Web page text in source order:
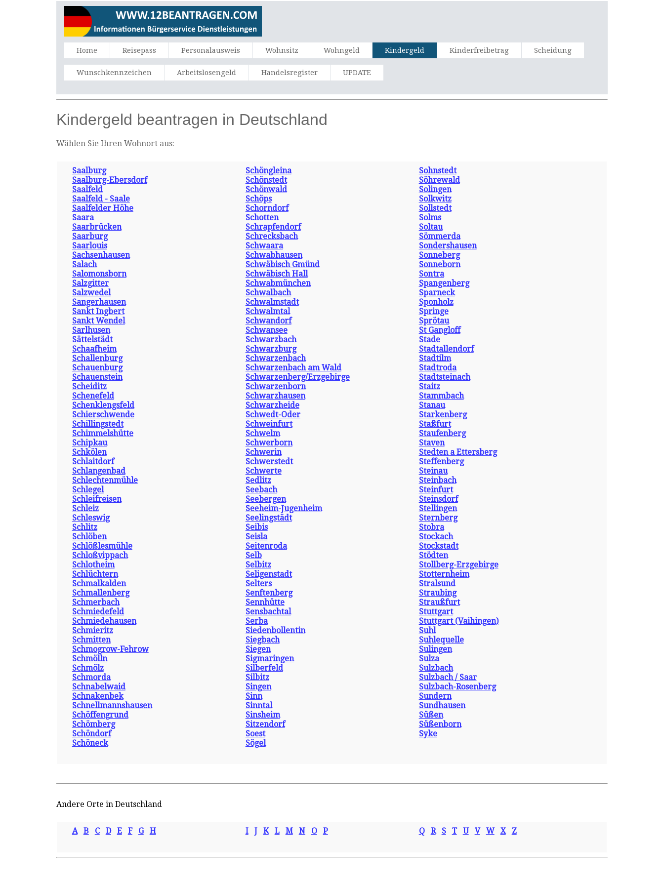
Home Reisepass Personalausweis Wohnsitz Wohngeld Kindergeld Kinderfreibetrag Scheidung
Wunschkennzeichen Arbeitslosengeld Handelsregister UPDATE
Kindergeld beantragen in Deutschland
Wählen Sie Ihren Wohnort aus:
Saalburg
Saalburg-Ebersdorf
Saalfeld
Saalfeld - Saale
Saalfelder Höhe
Saara
Saarbrücken
Saarburg
Saarlouis
Sachsenhausen
Salach
Salomonsborn
Salzgitter
Salzwedel
Sangerhausen
Sankt Ingbert
Sankt Wendel
Sarlhusen
Sättelstädt
Schaafheim
Schallenburg
Schauenburg
Schauenstein
Scheiditz
Schenefeld
Schenklengsfeld
Schierschwende
Schillingstedt
Schimmelshütte
Schipkau
Schkölen
Schlaitdorf
Schlangenbad
Schlechtenmühle
Schlegel
Schleifreisen
Schleiz
Schleswig
Schlitz
Schlöben
Schlößlesmühle
Schloßvippach
Schlotheim
Schlüchtern
Schmalkalden
Schmallenberg
Schmerbach
Schmiedefeld
Schmiedehausen
Schmieritz
Schmitten
Schmogrow-Fehrow
Schmölln
Schmölz
Schmorda
Schnabelwaid
Schnakenbek
Schnellmannshausen
Schöffengrund
Schömberg
Schöndorf
Schöneck
Schöngleina
Schönstedt
Schönwald
Schöps
Schorndorf
Schotten
Schrapfendorf
Schrecksbach
Schwaara
Schwabhausen
Schwäbisch Gmünd
Schwäbisch Hall
Schwabmünchen
Schwalbach
Schwalmstadt
Schwalmtal
Schwandorf
Schwansee
Schwarzbach
Schwarzburg
Schwarzenbach
Schwarzenbach am Wald
Schwarzenberg/Erzgebirge
Schwarzenborn
Schwarzhausen
Schwarzheide
Schwedt-Oder
Schweinfurt
Schwelm
Schwerborn
Schwerin
Schwerstedt
Schwerte
Sedlitz
Seebach
Seebergen
Seeheim-Jugenheim
Seelingstädt
Seibis
Seisla
Seitenroda
Selb
Selbitz
Seligenstadt
Selters
Senftenberg
Sennhütte
Sensbachtal
Serba
Siedenbollentin
Siegbach
Siegen
Sigmaringen
Silberfeld
Silbitz
Singen
Sinn
Sinntal
Sinsheim
Sitzendorf
Soest
Sögel
Sohnstedt
Söhrewald
Solingen
Solkwitz
Sollstedt
Solms
Soltau
Sömmerda
Sondershausen
Sonneberg
Sonneborn
Sontra
Spangenberg
Sparneck
Sponholz
Springe
Sprötau
St Gangloff
Stade
Stadtallendorf
Stadtilm
Stadtroda
Stadtsteinach
Staitz
Stammbach
Stanau
Starkenberg
Staßfurt
Staufenberg
Staven
Stedten a Ettersberg
Steffenberg
Steinau
Steinbach
Steinfurt
Steinsdorf
Stellingen
Sternberg
Stobra
Stockach
Stockstadt
Stödten
Stollberg-Erzgebirge
Stotternheim
Stralsund
Straubing
Straußfurt
Stuttgart
Stuttgart (Vaihingen)
Suhl
Suhlequelle
Sulingen
Sulza
Sulzbach
Sulzbach / Saar
Sulzbach-Rosenberg
Sundern
Sundhausen
Süßen
Süßenborn
Syke
Andere Orte in Deutschland
A B C D E F G H I J K L M N O P Q R S T U V W X Z